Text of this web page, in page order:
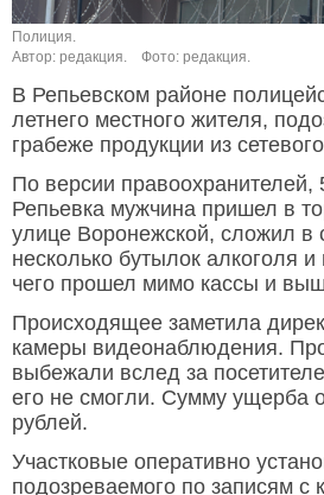
Полиция.
Автор: редакция.
Фото: редакция.
В Репьевском районе
летнего местного жителя,
грабеже продукции из
По версии правоохранителей,
Репьевка мужчина пришел в
улице Воронежской, сложил в
несколько бутылок алкоголя
чего прошел мимо кассы и
Происходящее заметила
камеры видеонаблюдения.
выбежали вслед за
его не смогли. Сумму ущерба
рублей.
Участковые оперативно
подозреваемого по записям с